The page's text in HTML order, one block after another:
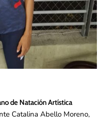
de Natación Artística
Catalina Abello Moreno,